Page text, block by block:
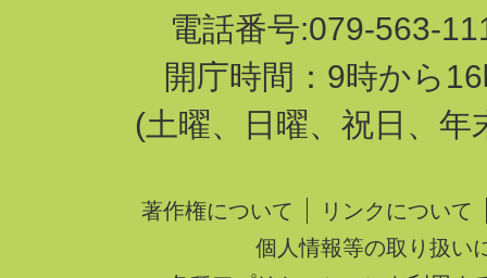
電話番号:079-563-
開庁時間：9時から
(土曜、日曜、祝日、年
著作権について
リンクについて
個人情報等の取り扱い